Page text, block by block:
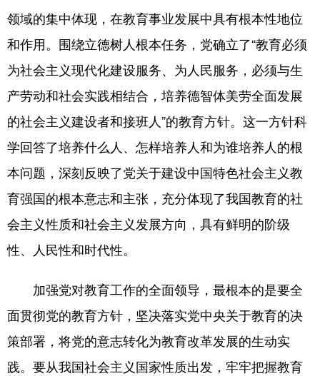
领域的集中体现，在教育事业发展中具有根本性地位
和作用。围绕立德树人根本任务，党确立了“教育必须
为社会主义现代化建设服务、为人民服务，必须与生
产劳动和社会实践相结合，培养德智体美劳全面发展
的社会主义建设者和接班人”的教育方针。这一方针科
学回答了培养什么人、怎样培养人和为谁培养人的根
本问题，深刻反映了党关于建设中国特色社会主义教
育强国的根本意志和主张，充分体现了我国教育的社
会主义性质和社会主义发展方向，具有鲜明的阶级
性、人民性和时代性。
加强党对教育工作的全面领导，最根本的是要全
面贯彻党的教育方针，坚决落实党中央关于教育的决
策部署，将党的意志转化为教育改革发展的生动实
践。要从我国社会主义国家性质出发，牢牢把握教育